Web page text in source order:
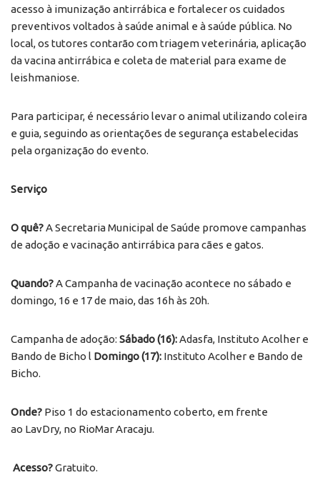
acesso à imunização antirrábica e fortalecer os cuidados
preventivos voltados à saúde animal e à saúde pública. No
local, os tutores contarão com triagem veterinária, aplicação
da vacina antirrábica e coleta de material para exame de
leishmaniose.
Para participar, é necessário levar o animal utilizando coleira
e guia, seguindo as orientações de segurança estabelecidas
pela organização do evento.
Serviço
O quê?A Secretaria Municipal de Saúde promove campanhas
de adoção e vacinação antirrábica para cães e gatos.
Quando?A Campanha de vacinação acontece no sábado e
domingo, 16 e 17 de maio, das 16h às 20h.
Campanha de adoção: Sábado (16):Adasfa, Instituto Acolher e
Bando de Bicho l Domingo (17): Instituto Acolher e Bando de
Bicho.
Onde? Piso 1 do estacionamento coberto, em frente
ao LavDry, no RioMar Aracaju.
Acesso?Gratuito.